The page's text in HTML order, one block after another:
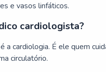
e vasos linfáticos.
cardiologista?
cardiologia. É ele quem
circulatório.